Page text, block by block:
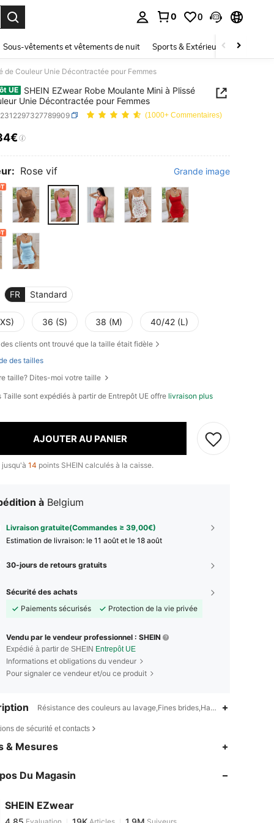
0 0
Sous-vêtements et vêtements de nuit Sports & Extérieur Enfants
de Couleur Unie Décontractée pour Femmes
UE
SHEIN EZwear Robe Moulante Mini à Plissé
Unie Décontractée pour Femmes
(1000+ Commentaires)
AND AVAILABILITY
Rose vif Grande image
FR Standard
36 (S) 38 (M) 40/42 (L)
des clients ont trouvé que la taille était fidèle
des tailles
taille? Dites-moi votre taille
Taille sont expédiés à partir de Entrepôt UE offre livraison plus
AJOUTER AU PANIER
jusqu'à 14 points SHEIN calculés à la caisse.
à Belgium
Livraison gratuite(Commandes ≥ 39,00€)
Estimation de livraison: le 11 août et le 18 août
30-jours de retours gratuits
Sécurité des achats
Paiements sécurisés
Protection de la vie privée
Vendu par le vendeur professionnel : SHEIN
Expédié à partir de SHEIN Entrepôt UE
Informations et obligations du vendeur
Pour signaler ce vendeur et/ou ce produit
Résistance des couleurs au lavage,Fines brides,Haute extensibilité
de sécurité et contacts
& Mesures
Du Magasin
SHEIN EZwear
4,85
19K
4,85